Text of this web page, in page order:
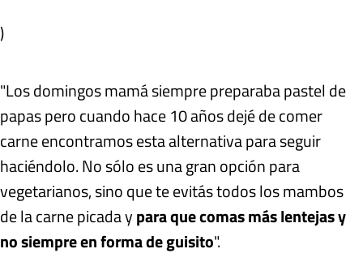
)
"Los domingos mamá siempre preparaba pastel de
papas pero cuando hace 10 años dejé de comer
carne encontramos esta alternativa para seguir
haciéndolo. No sólo es una gran opción para
vegetarianos, sino que te evitás todos los mambos
de la carne picada ypara que comas más lentejas y
no siempre en forma de guisito".